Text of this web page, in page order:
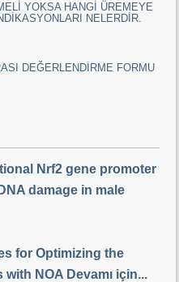
YOKSA HANGİ ÜREMEYE
NELERDİR.
DEĞERLENDİRME FORMU
Nrf2 gene promoter
damage in male
for Optimizing the
NOA Devamı için...